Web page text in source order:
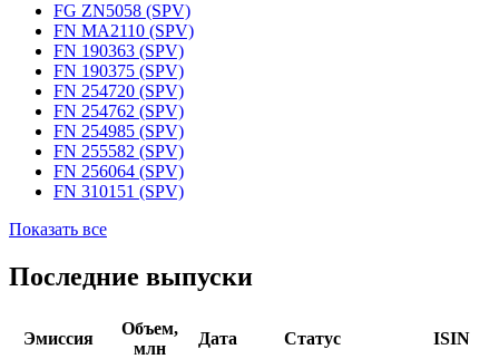
FG ZN5058 (SPV)
FN MA2110 (SPV)
FN 190363 (SPV)
FN 190375 (SPV)
FN 254720 (SPV)
FN 254762 (SPV)
FN 254985 (SPV)
FN 255582 (SPV)
FN 256064 (SPV)
FN 310151 (SPV)
Показать все
Последние выпуски
Эмиссия
Объем,
млн
Дата Статус ISIN